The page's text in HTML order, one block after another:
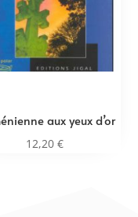
aux yeux d’or
12,20 €